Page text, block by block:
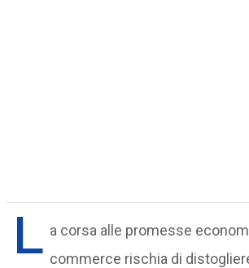
L a corsa alle promesse
commerce rischia di